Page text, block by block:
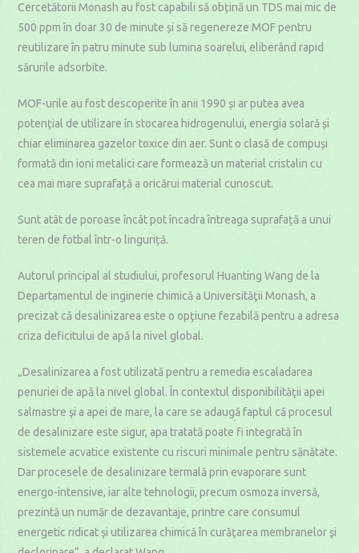
Cercetătorii Monash au fost capabili să obțină un TDS mai mic de
500 ppm în doar 30 de minute și să regenereze MOF pentru
reutilizare în patru minute sub lumina soarelui, eliberând rapid
sărurile adsorbite.
MOF-urile au fost descoperite în anii 1990 și ar putea avea
potențial de utilizare în stocarea hidrogenului, energia solară și
chiar eliminarea gazelor toxice din aer. Sunt o clasă de compuși
formată din ioni metalici care formează un material cristalin cu
cea mai mare suprafață a oricărui material cunoscut.
Sunt atât de poroase încât pot încadra întreaga suprafață a unui
teren de fotbal într-o linguriță.
Autorul principal al studiului, profesorul Huanting Wang de la
Departamentul de inginerie chimică a Universităţii Monash, a
precizat că desalinizarea este o opţiune fezabilă pentru a adresa
criza deficitului de apă la nivel global.
„Desalinizarea a fost utilizată pentru a remedia escaladarea
penuriei de apă la nivel global. În contextul disponibilităţii apei
salmastre şi a apei de mare, la care se adaugă faptul că procesul
de desalinizare este sigur, apa tratată poate fi integrată în
sistemele acvatice existente cu riscuri minimale pentru sănătate.
Dar procesele de desalinizare termală prin evaporare sunt
energo-intensive, iar alte tehnologii, precum osmoza inversă,
prezintă un număr de dezavantaje, printre care consumul
energetic ridicat şi utilizarea chimică în curăţarea membranelor şi